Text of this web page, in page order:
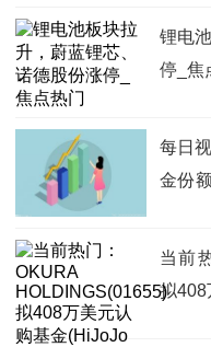
锂电
停_焦
每日
金份
当前
拟408